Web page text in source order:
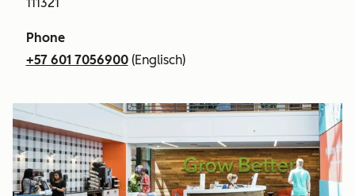
Phone
+57 601 7056900(Englisch)